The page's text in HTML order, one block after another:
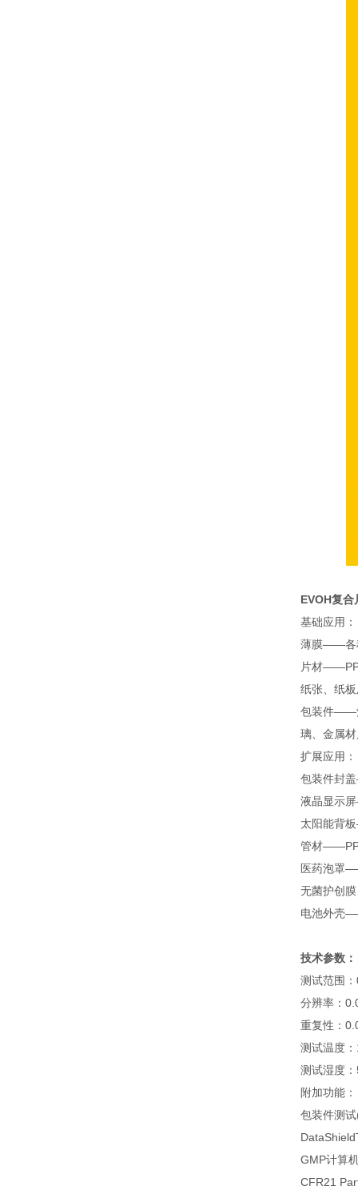
EVOH复
基础应用：
薄膜——各
片材——PP
纸张、纸
包装件——
璃、金属
扩展应用：
包装件封
液晶显示
太阳能背
管材
医药泡罩
无菌护创
电池外壳
技术参数：
测试范围
分辨率：
重复性：
测试温度
测试湿度
附加功能：
包装件测
GMP计算
CFR21